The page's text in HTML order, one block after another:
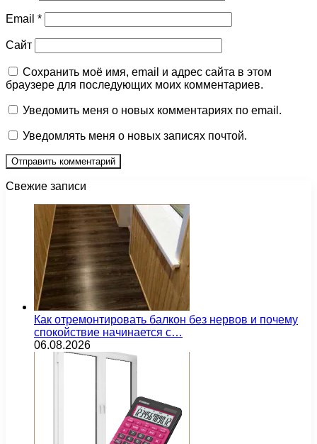
Email *
Сайт
Сохранить моё имя, email и адрес сайта в этом
браузере для последующих моих комментариев.
Уведомить меня о новых комментариях по email.
Уведомлять меня о новых записях почтой.
Свежие записи
Как отремонтировать балкон без нервов и почему
спокойствие начинается с…
06.08.2026